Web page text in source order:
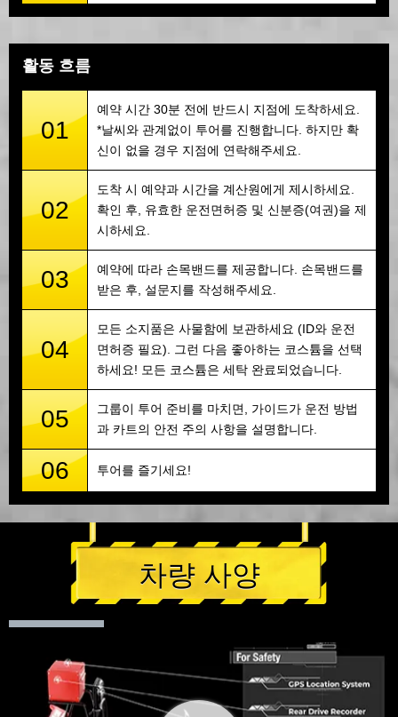
활동 흐름
01
예약 시간 30분 전에 반드시 지점에 도착하세요.
*날씨와 관계없이 투어를 진행합니다. 하지만 확
신이 없을 경우 지점에 연락해주세요.
02
도착 시 예약과 시간을 계산원에게 제시하세요.
확인 후, 유효한 운전면허증 및 신분증(여권)을 제
시하세요.
03
예약에 따라 손목밴드를 제공합니다. 손목밴드를
받은 후, 설문지를 작성해주세요.
04
모든 소지품은 사물함에 보관하세요 (ID와 운전
면허증 필요). 그런 다음 좋아하는 코스튬을 선택
하세요! 모든 코스튬은 세탁 완료되었습니다.
05
그룹이 투어 준비를 마치면, 가이드가 운전 방법
과 카트의 안전 주의 사항을 설명합니다.
06 투어를 즐기세요!
차량 사양